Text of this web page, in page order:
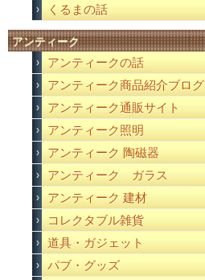
くるまの話
アンティーク
アンティークの話
アンティーク商品紹介ブログ
アンティーク通販サイト
アンティーク照明
アンティーク 陶磁器
アンティーク ガラス
アンティーク 建材
コレクタブル雑貨
道具・ガジェット
パブ・グッズ